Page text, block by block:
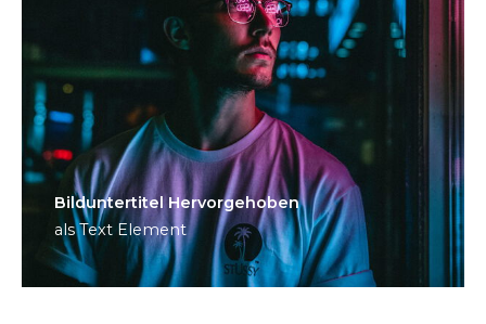
Bild­unter­titel Hervorgehoben
als Text Element